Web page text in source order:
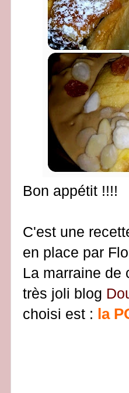
Bon appétit !!!!
C'est une
en place par
La marraine de
très joli blog
choisi est : la